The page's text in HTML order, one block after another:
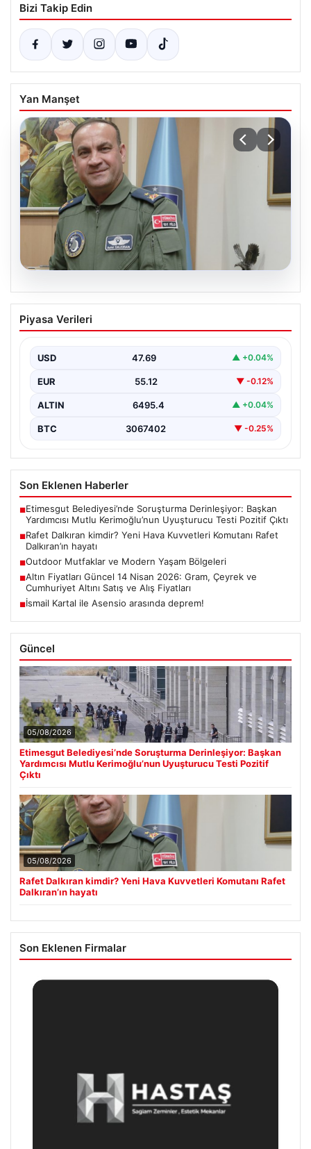
Bizi Takip Edin
Yan Manşet
Rafet Dalkıran kimdir? Yeni Hava
Kuvvetleri Komutanı Rafet Dalkıran’ın
Piyasa Verileri
USD 47.69 ▲ +0.04%
EUR 55.12 ▼ -0.12%
ALTIN 6495.4 ▲ +0.04%
BTC 3067402 ▼ -0.25%
Son Eklenen Haberler
■Etimesgut Belediyesi’nde Soruşturma Derinleşiyor: Başkan
Yardımcısı Mutlu Kerimoğlu’nun Uyuşturucu Testi Pozitif Çıktı
■Rafet Dalkıran kimdir? Yeni Hava Kuvvetleri Komutanı Rafet
Dalkıran’ın hayatı
■Outdoor Mutfaklar ve Modern Yaşam Bölgeleri
■Altın Fiyatları Güncel 14 Nisan 2026: Gram, Çeyrek ve
Cumhuriyet Altını Satış ve Alış Fiyatları
■İsmail Kartal ile Asensio arasında deprem!
Güncel
05/08/2026
Etimesgut Belediyesi’nde Soruşturma Derinleşiyor: Başkan
Yardımcısı Mutlu Kerimoğlu’nun Uyuşturucu Testi Pozitif
Çıktı
05/08/2026
Rafet Dalkıran kimdir? Yeni Hava Kuvvetleri Komutanı Rafet
Dalkıran’ın hayatı
Son Eklenen Firmalar